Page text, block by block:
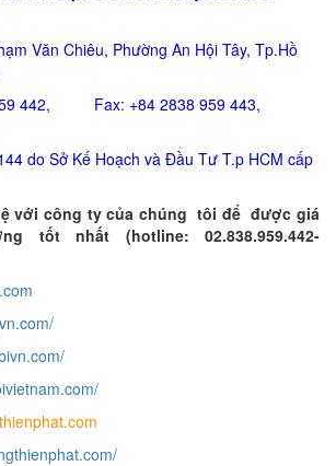
Văn Chiêu, Phường An Hội Tây, Tp.Hồ
959 442, Fax: +84 2838 959 443,
do Sở Kế Hoạch và Đầu Tư T.p HCM cấp
với công ty của chúng tôi để được giá
tốt nhất (hotline: 02.838.959.442-